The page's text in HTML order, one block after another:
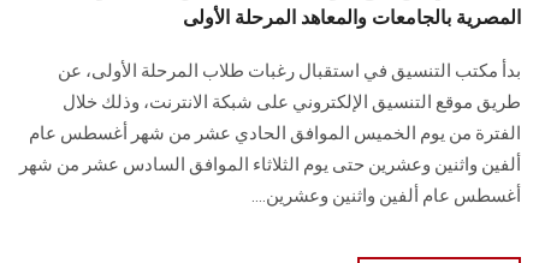
المصرية بالجامعات والمعاهد المرحلة الأولى
بدأ مكتب التنسيق في استقبال رغبات طلاب المرحلة الأولى، عن
طريق موقع التنسيق الإلكتروني على شبكة الانترنت، وذلك خلال
الفترة من يوم الخميس الموافق الحادي عشر من شهر أغسطس عام
ألفين واثنين وعشرين حتى يوم الثلاثاء الموافق السادس عشر من شهر
أغسطس عام ألفين واثنين وعشرين....